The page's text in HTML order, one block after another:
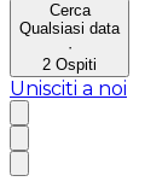
Cerca
Qualsiasi data
·
2 Ospiti
Unisciti a noi